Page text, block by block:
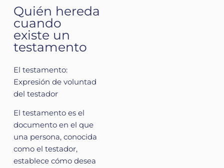
Quién hereda
cuando
existe un
testamento
El testamento:
Expresión de voluntad
del testador
El testamento es el
documento en el que
una persona, conocida
como el testador,
establece cómo desea